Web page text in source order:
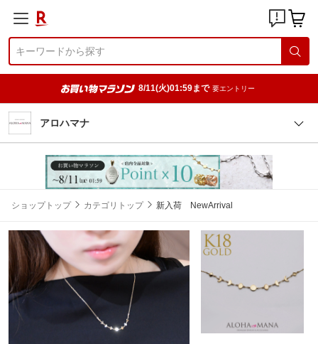
8/11(火)01:59まで 要エントリー
アロハマナ
ショップトップ カテゴリトップ 新入荷 NewArrival